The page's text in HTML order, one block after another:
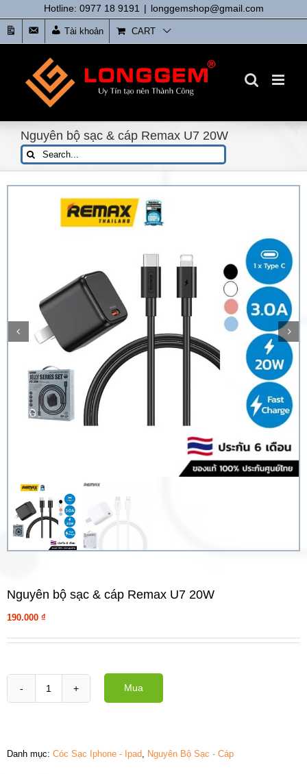
to
content
Hotline: 0977 18 9191 | longgemshop@gmail.com
tức
Liên
Hệ
Tài khoản CART
Nguyên bộ sạc & cáp Remax U7 20W
Search
for:
Nguyên bộ sạc & cáp Remax U7 20W
190.000 ₫
Nguyên
Remax
Mua
Danh mục: Cóc Sạc Iphone - Ipad Nguyên Bộ Sạc - Cáp